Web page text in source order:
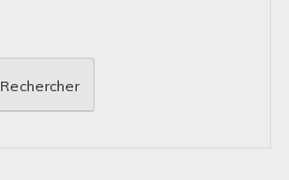
Rechercher